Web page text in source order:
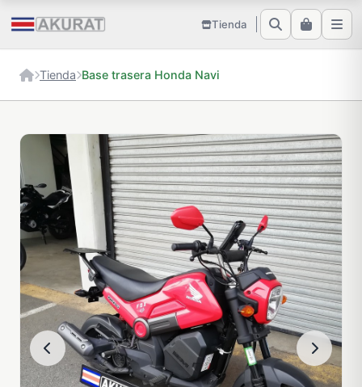
Tienda
Tienda Base trasera Honda Navi